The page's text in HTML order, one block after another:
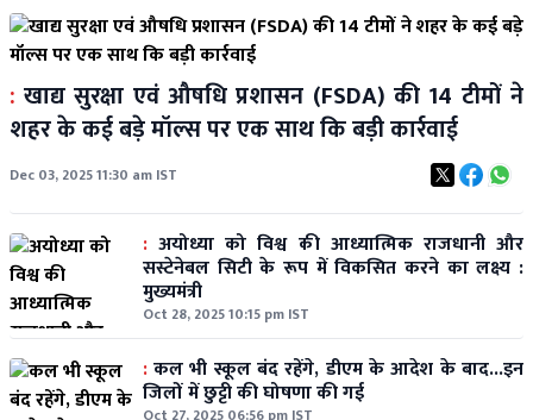
: खाद्य सुरक्षा एवं औषधि प्रशासन (FSDA) की 14 टीमों ने
शहर के कई बड़े मॉल्स पर एक साथ कि बड़ी कार्रवाई
Dec 03, 2025 11:30 am IST
: अयोध्या को विश्व की आध्यात्मिक राजधानी और
सस्टेनेबल सिटी के रूप में विकसित करने का लक्ष्य :
मुख्यमंत्री
Oct 28, 2025 10:15 pm IST
:कल भी स्कूल बंद रहेंगे, डीएम के आदेश के बाद...इन
जिलों में छुट्टी की घोषणा की गई
Oct 27, 2025 06:56 pm IST